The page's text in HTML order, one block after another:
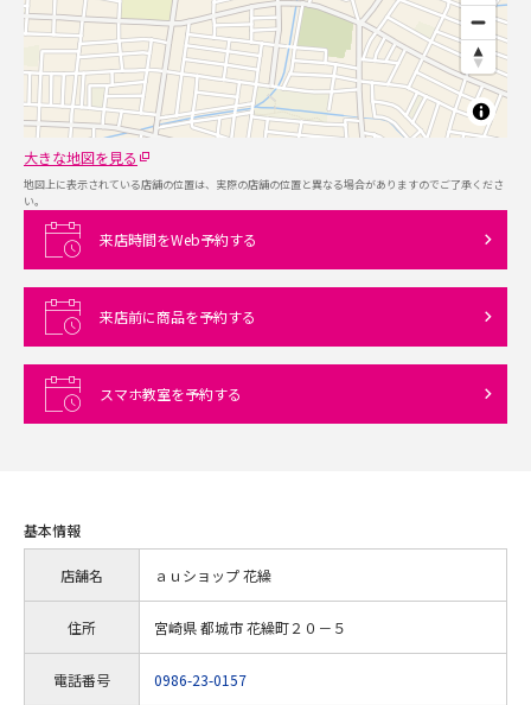
大きな地図を見る
地図上に表示されている店舗の位置は、実際の店舗の位置と異なる場合がありますのでご了承くださ
い。
来店時間をWeb予約する
来店前に商品を予約する
スマホ教室を予約する
基本情報
店舗名 ａｕショップ 花繰
住所 宮崎県 都城市 花繰町２０－５
電話番号 0986-23-0157